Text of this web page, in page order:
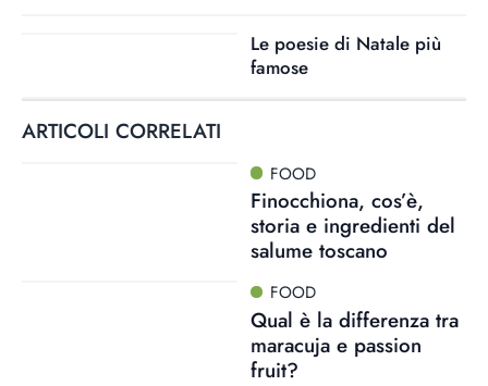
Le poesie di Natale più
famose
ARTICOLI CORRELATI
FOOD
Finocchiona, cos’è,
storia e ingredienti del
salume toscano
FOOD
Qual è la differenza tra
maracuja e passion
fruit?